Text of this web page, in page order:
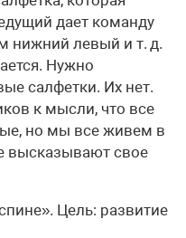
дает команду
нижний левый и т. д.
Нужно
салфетки. Их нет.
к мысли, что все
но мы все живем в
высказывают свое
Цель: развитие